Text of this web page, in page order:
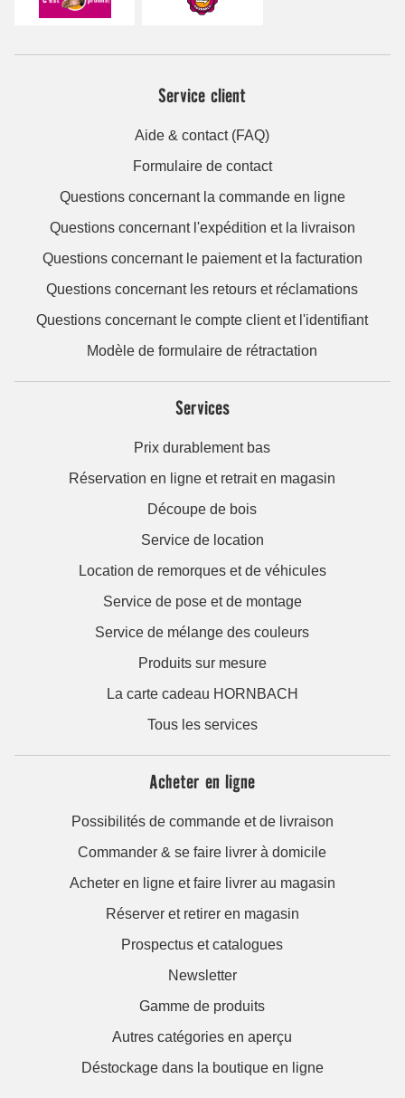
Service client
Aide & contact (FAQ)
Formulaire de contact
Questions concernant la commande en ligne
Questions concernant l'expédition et la livraison
Questions concernant le paiement et la facturation
Questions concernant les retours et réclamations
Questions concernant le compte client et l'identifiant
Modèle de formulaire de rétractation
Services
Prix durablement bas
Réservation en ligne et retrait en magasin
Découpe de bois
Service de location
Location de remorques et de véhicules
Service de pose et de montage
Service de mélange des couleurs
Produits sur mesure
La carte cadeau HORNBACH
Tous les services
Acheter en ligne
Possibilités de commande et de livraison
Commander & se faire livrer à domicile
Acheter en ligne et faire livrer au magasin
Réserver et retirer en magasin
Prospectus et catalogues
Newsletter
Gamme de produits
Autres catégories en aperçu
Déstockage dans la boutique en ligne